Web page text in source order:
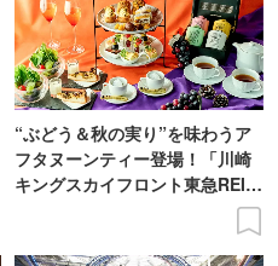
“ぶどう＆秋の実り”を味わうア
フタヌーンティー登場！「川崎
キングスカイフロント東急REIホ